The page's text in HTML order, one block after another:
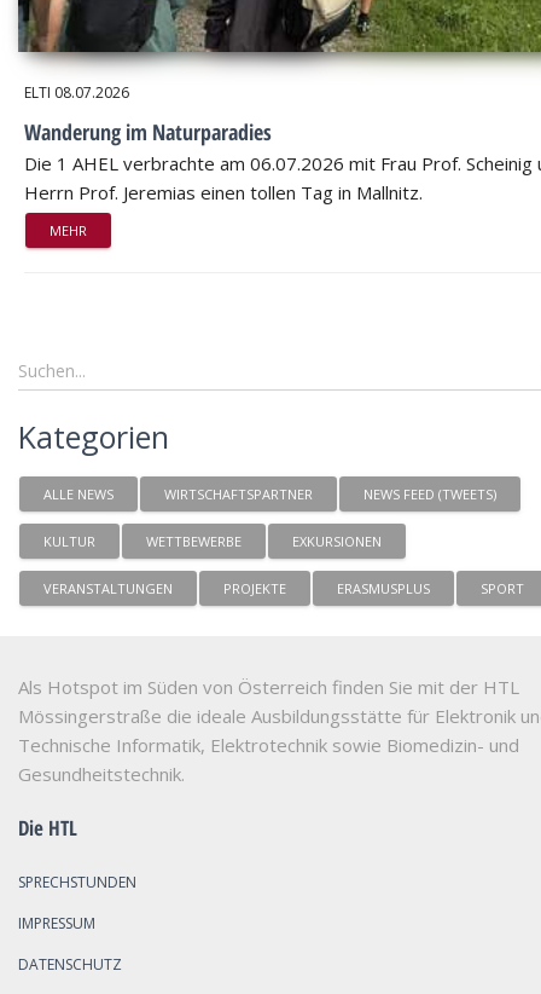
ELTI 08.07.2026
Wanderung im Naturparadies
Die 1 AHEL verbrachte am 06.07.2026 mit Frau Prof. Scheinig
Herrn Prof. Jeremias einen tollen Tag in Mallnitz.
MEHR
Kategorien
ALLE NEWS WIRTSCHAFTSPARTNER NEWS FEED (TWEETS)
KULTUR WETTBEWERBE EXKURSIONEN
VERANSTALTUNGEN PROJEKTE ERASMUSPLUS SPORT
Als Hotspot im Süden von Österreich finden Sie mit der HTL
Mössingerstraße die ideale Ausbildungsstätte für Elektronik
Technische Informatik, Elektrotechnik sowie Biomedizin- und
Gesundheitstechnik.
Die HTL
SPRECHSTUNDEN
IMPRESSUM
DATENSCHUTZ